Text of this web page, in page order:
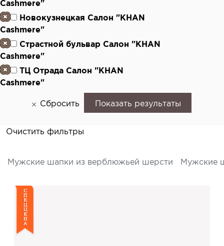
Cashmere"
Новокузнецкая Салон "KHAN
Cashmere"
Страстной бульвар Салон "KHAN
Cashmere"
ТЦ Отрада Салон "KHAN
Cashmere"
Сбросить Показать результаты
Очистить фильтры
Мужские шапки из верблюжьей шерсти Мужские